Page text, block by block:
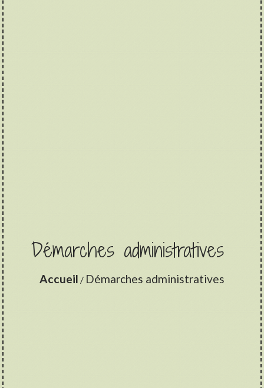
Démarches administratives
Accueil / Démarches administratives